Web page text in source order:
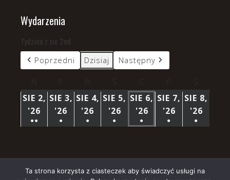
Wydarzenia
Tydzień z sie 2nd
Poprzedni Dzisiaj Następny
SIE 2,
'26
SIERPNIA
●●
SIE 3,
'26
SIERPNIA
●
SIE 4,
'26
SIERPNIA
●
SIE 5,
'26
SIERPNIA
●
SIE 6,
'26
SIERPNIA
●
SIE 7,
'26
SIERPNIA
●
SIE 8,
'26
●
Ta strona korzysta z ciasteczek aby świadczyć usługi na